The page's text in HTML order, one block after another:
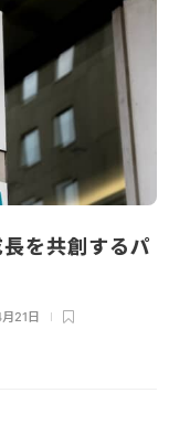
を共創するパ
21日